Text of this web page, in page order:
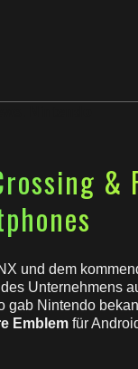
&
und dem
Unternehmens
Nintendo
Emblem für